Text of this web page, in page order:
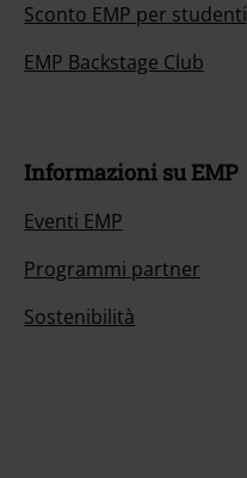
Sconto EMP per studenti
EMP Backstage Club
Informazioni su EMP
Eventi EMP
Programmi partner
Sostenibilità